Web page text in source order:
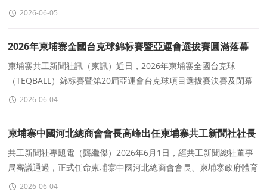
乾縣王村中心小學依托課後服務開設蛟龍轉鼓特色社團，
2026-06-05
2026年柬埔寨全國台克球錦标賽暨亞運會選拔賽圓滿落幕
柬埔寨共工新聞社訊（柬訊）近日，2026年柬埔寨全國台克球
（TEQBALL）錦标賽暨第20屆亞運會台克球項目選拔賽決賽及閉幕
頒獎儀式在柬埔寨國家奧林匹克運動場運動訓練中心籃球館隆重舉
2026-06-04
柬埔寨中國河北總商會會長高峰出任柬埔寨共工新聞社社長
共工新聞社專題電（龔繼傑）2026年6月1日，經共工新聞總社董事
局審議通過，正式任命柬埔寨中國河北總商會會長、柬埔寨政府體育
顧問、柬中文化交流中心（CCCEC）理事長、河北省僑聯海外
2026-06-04